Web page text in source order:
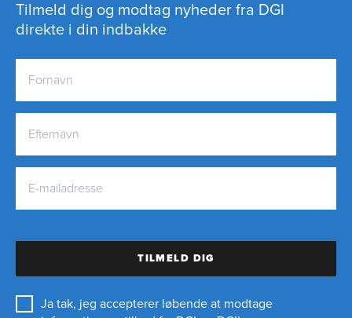
Tilmeld dig og modtag nyheder fra DGI
direkte i din indbakke
TILMELD DIG
Ja tak, jeg accepterer løbende at modtage